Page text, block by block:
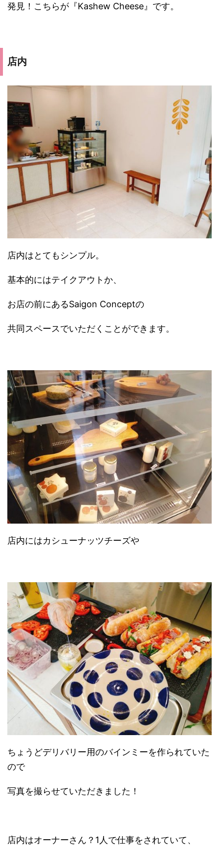
発見！こちらが『Kashew Cheese』です。
店内
店内はとてもシンプル。
基本的にはテイクアウトか、
お店の前にあるSaigon Conceptの
共同スペースでいただくことができます。
店内にはカシューナッツチーズや
ちょうどデリバリー用のバインミーを作られていた
ので
写真を撮らせていただきました！
店内はオーナーさん？1人で仕事をされていて、